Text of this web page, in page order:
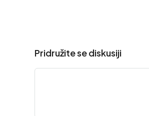
Pridružite se diskusiji